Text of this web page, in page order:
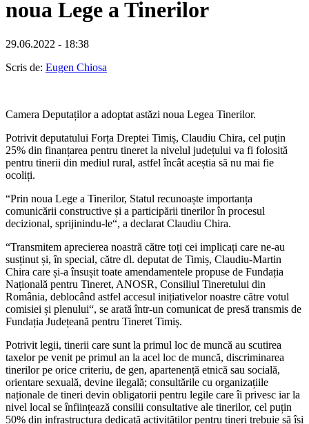
noua Lege a Tinerilor
29.06.2022 - 18:38
Scris de: Eugen Chiosa
Camera Deputaților a adoptat astăzi noua Legea Tinerilor.
Potrivit deputatului Forța Dreptei Timiș, Claudiu Chira, cel puțin
25% din finanțarea pentru tineret la nivelul județului va fi folosită
pentru tinerii din mediul rural, astfel încât aceștia să nu mai fie
ocoliți.
“Prin noua Lege a Tinerilor, Statul recunoaște importanța
comunicării constructive și a participării tinerilor în procesul
decizional, sprijinindu-le“, a declarat Claudiu Chira.
“Transmitem aprecierea noastră către toți cei implicați care ne-au
susținut și, în special, către dl. deputat de Timiș, Claudiu-Martin
Chira care și-a însușit toate amendamentele propuse de Fundația
Națională pentru Tineret, ANOSR, Consiliul Tineretului din
România, deblocând astfel accesul inițiativelor noastre către votul
comisiei și plenului“, se arată într-un comunicat de presă transmis de
Fundația Județeană pentru Tineret Timiș.
Potrivit legii, tinerii care sunt la primul loc de muncă au scutirea
taxelor pe venit pe primul an la acel loc de muncă, discriminarea
tinerilor pe orice criteriu, de gen, apartenență etnică sau socială,
orientare sexuală, devine ilegală; consultările cu organizațiile
naționale de tineri devin obligatorii pentru legile care îi privesc iar la
nivel local se înființează consilii consultative ale tinerilor, cel puțin
50% din infrastructura dedicată activităților pentru tineri trebuie să își